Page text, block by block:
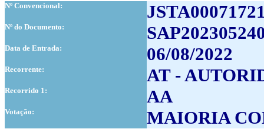
Nº Convencional:
Nº do Documento:
Data de Entrada: 06/08/2022
Recorrente: AT -
Recorrido 1: AA
Votação: MAIORIA